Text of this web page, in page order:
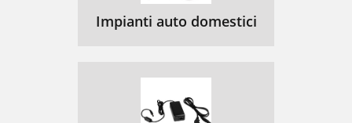
Impianti auto domestici